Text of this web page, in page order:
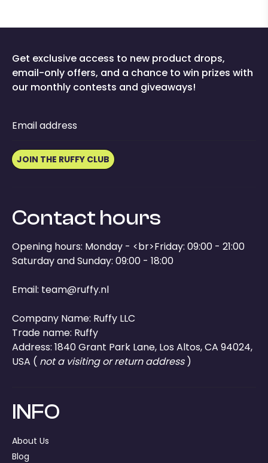
Get exclusive access to new product drops,
email-only offers, and a chance to win prizes with
our monthly contests and giveaways!
Email address
JOIN THE RUFFY CLUB
Contact hours
Opening hours: Monday - <br>Friday: 09:00 - 21:00
Saturday and Sunday: 09:00 - 18:00
Email: team@ruffy.nl
Company Name: Ruffy LLC
Trade name: Ruffy
Address: 1840 Grant Park Lane, Los Altos, CA 94024,
USA ( not a visiting or return address)
INFO
About Us
Blog